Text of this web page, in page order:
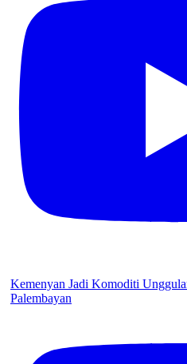
Kemenyan Jadi Komoditi
Palembayan